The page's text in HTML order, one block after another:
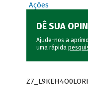
Ações
DÊ SUA
Ajude-nos a
uma rápida